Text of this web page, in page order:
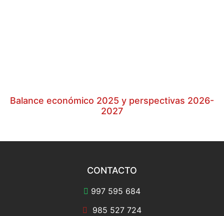
Balance económico 2025 y perspectivas 2026-
2027
CONTACTO
997 595 684
985 527 724